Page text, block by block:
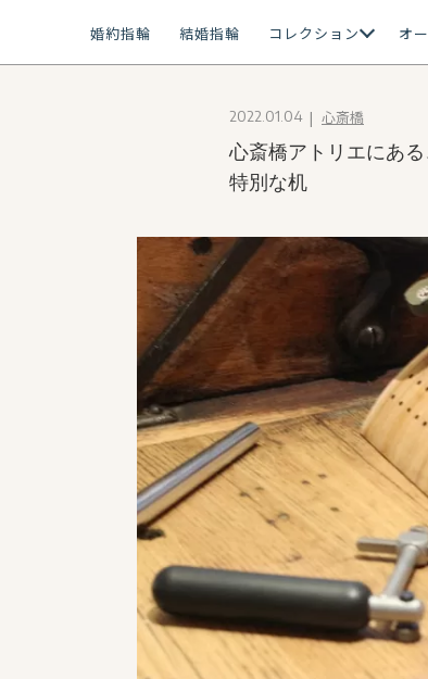
婚約指輪 結婚指輪 コレクション オ
2022.01.04 心斎橋
心斎橋アトリエにあ
特別な机